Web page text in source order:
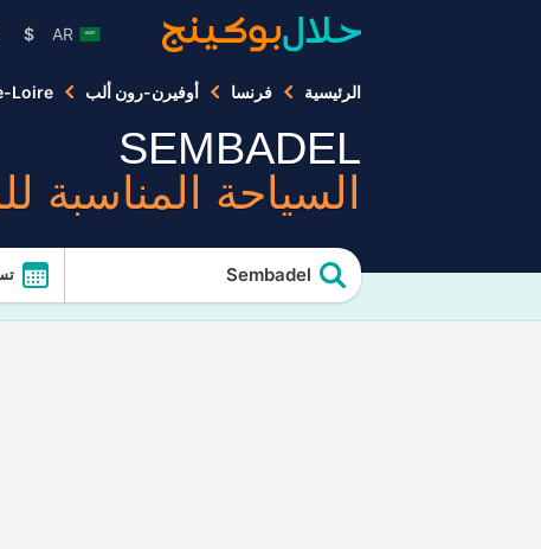
AR
$
الرئيسية فرنسا أوفيرن-رون ألب Loire
SEMBADEL
السياحة المناسبة
Sembadel